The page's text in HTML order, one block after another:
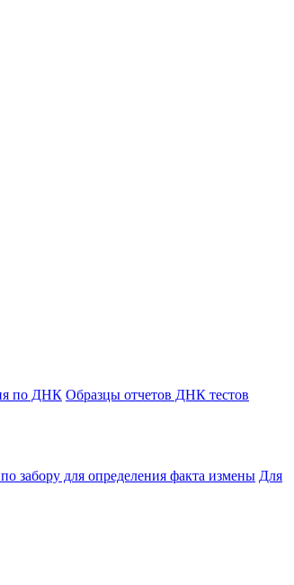
по ДНК Образцы отчетов ДНК тестов
забору для определения факта измены Для